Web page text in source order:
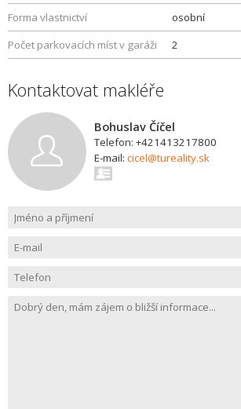
Forma vlastnictví
osobní
Počet parkovacích míst v garáži
2
Kontaktovat makléře
Bohuslav Číčel
Telefon: +421413217800
E-mail: cicel@tureality.sk